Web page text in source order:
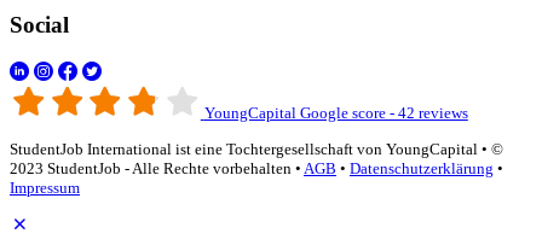
Social
YoungCapital Google score - 42 reviews
StudentJob International ist eine Tochtergesellschaft von YoungCapital • ©
2023 StudentJob - Alle Rechte vorbehalten • AGB • Datenschutzerklärung •
Impressum